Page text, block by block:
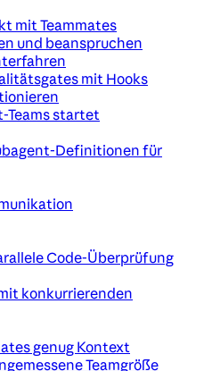
mit Teammates
und beanspruchen
mit Hooks
Teams startet
Definitionen für
Code-Überprüfung
konkurrierenden
genug Kontext
Teamgröße